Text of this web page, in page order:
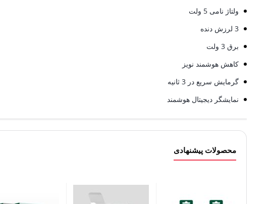
ولتاژ نامی 5 ولت
3 لرزش دنده
برق 3 ولت
کاهش هوشمند نویز
گرمایش سریع در 3 ثانیه
نمایشگر دیجیتال هوشمند
محصولات پیشنهادی